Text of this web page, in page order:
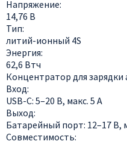
Напряжение:
14,76 В
Тип:
литий-ионный 4S
Энергия:
62,6 Втч
Концентратор для зарядки
Вход:
USB-C: 5–20 В, макс. 5 А
Выход:
Батарейный порт: 12–17 В,
Совместимость: